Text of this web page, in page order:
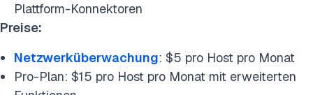
Plattform-Konnektoren
Preise:
Netzwerküberwachung: $5 pro Host pro Monat
Pro-Plan: $15 pro Host pro Monat mit erweiterten